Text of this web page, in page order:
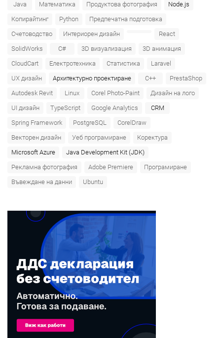
Java
Математика Продуктова фотография
Node.js
Копирайтинг
Python
Предпечатна подготовка
Счетоводство
Интериорен дизайн
React
SolidWorks
C# 3D визуализация
3D анимация
CloudCart
Електротехника Статистика
Laravel
UX дизайн
Архитектурно проектиране C++
PrestaShop
Autodesk Revit
Linux Corel Photo-Paint
Дизайн на лого
UI дизайн
TypeScript Google Analytics
CRM
Spring Framework
PostgreSQL
CorelDraw
Векторен дизайн
Уеб програмиране
Коректура
Microsoft Azure‎
Java Development Kit (JDK)
Рекламна фотография
Adobe Premiere
Програмиране
Въвеждане на данни
Ubuntu